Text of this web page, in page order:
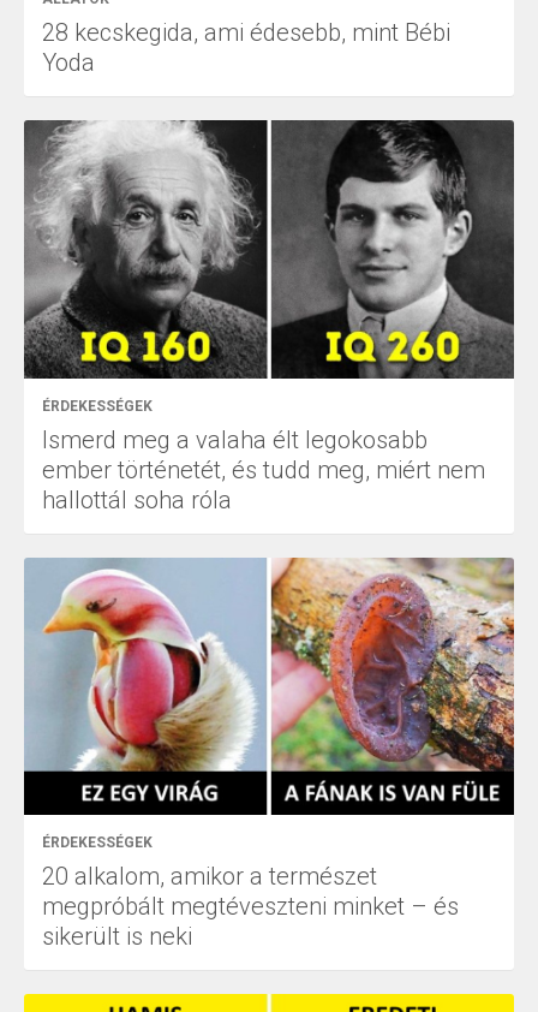
28 kecskegida, ami édesebb, mint Bébi
Yoda
ÉRDEKESSÉGEK
Ismerd meg a valaha élt legokosabb
ember történetét, és tudd meg, miért nem
hallottál soha róla
ÉRDEKESSÉGEK
20 alkalom, amikor a természet
megpróbált megtéveszteni minket – és
sikerült is neki